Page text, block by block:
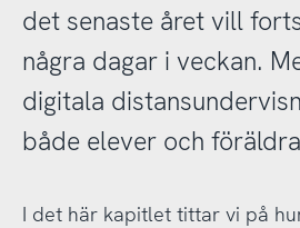
det senaste året vill
några dagar i veckan.
digitala
både elever och
I det här kapitlet tittar vi på